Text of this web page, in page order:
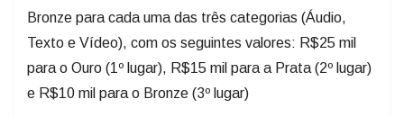
Bronze para cada uma das três categorias (Áudio,
Texto e Vídeo), com os seguintes valores: R$25 mil
para o Ouro (1º lugar), R$15 mil para a Prata (2º lugar)
e R$10 mil para o Bronze (3º lugar)